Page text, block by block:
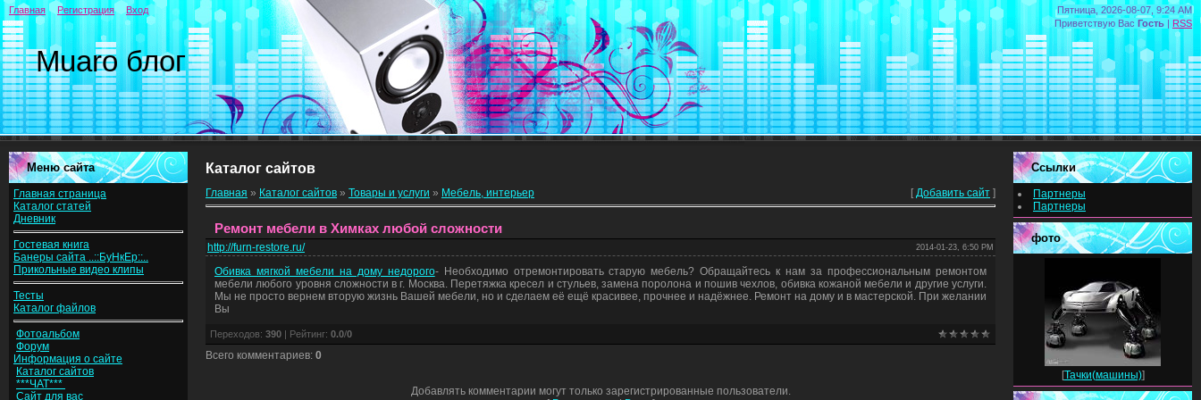
Пятница, 2026-08-07, 9:24 AM
Приветствую Вас Гость | RSS
Muaro блог
Главная Регистрация Вход
Меню сайта
Главная страница
Каталог статей
Дневник
Гостевая книга
Банеры сайта ..::БуНкЕр::..
Прикольные видео клипы
Тесты
Каталог файлов
Фотоальбом
Форум
Информация о сайте
Каталог сайтов
***ЧАТ***
Сайт для вас
Каталог сайтов
Главная » Каталог сайтов » Товары и услуги » Мебель, интерьер [ Добавить сайт ]
Ремонт мебели в Химках любой сложности
http://furn-restore.ru/ 2014-01-23, 6:50 PM
Обивка мягкой мебели на дому недорого- Необходимо отремонтировать старую мебель? Обращайтесь к нам за профессиональным ремонтом
мебели любого уровня сложности в г. Москва. Перетяжка кресел и стульев, замена поролона и пошив чехлов, обивка кожаной мебели и другие услуги.
Мы не просто вернем вторую жизнь Вашей мебели, но и сделаем её ещё красивее, прочнее и надёжнее. Ремонт на дому и в мастерской. При желании
Вы
Переходов: 390 | Рейтинг: 0.0/0
Всего комментариев: 0
Добавлять комментарии могут только зарегистрированные пользователи.
Ссылки
Партнеры
Партнеры
фото
[Тачки(машины)]